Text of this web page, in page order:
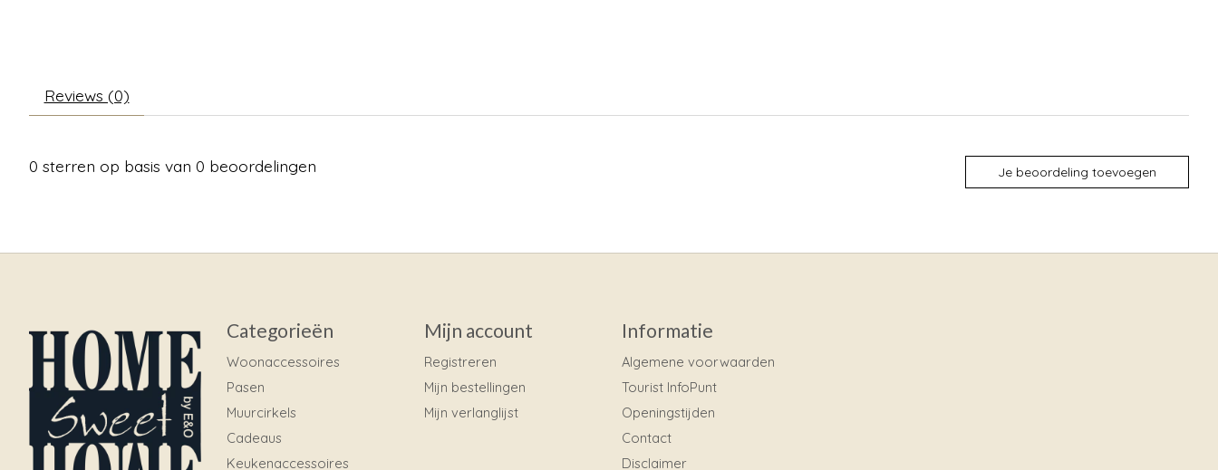
Reviews (0)
0 sterren op basis van 0 beoordelingen Je beoordeling toevoegen
Categorieën
Woonaccessoires
Pasen
Muurcirkels
Cadeaus
Keukenaccessoires
Mijn account
Registreren
Mijn bestellingen
Mijn verlanglijst
Informatie
Algemene voorwaarden
Tourist InfoPunt
Openingstijden
Contact
Disclaimer